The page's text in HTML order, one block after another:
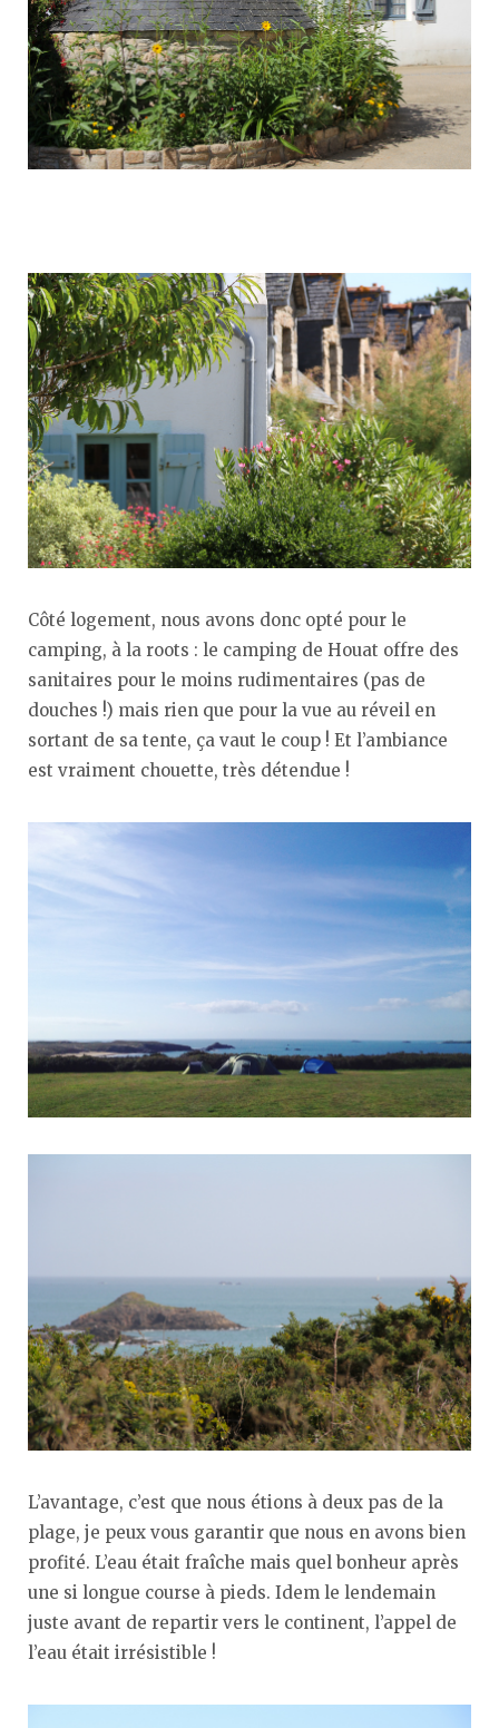
Côté logement, nous avons donc opté pour le
camping, à la roots : le camping de Houat offre des
sanitaires pour le moins rudimentaires (pas de
douches !) mais rien que pour la vue au réveil en
sortant de sa tente, ça vaut le coup ! Et l’ambiance
est vraiment chouette, très détendue !
L’avantage, c’est que nous étions à deux pas de la
plage, je peux vous garantir que nous en avons bien
profité. L’eau était fraîche mais quel bonheur après
une si longue course à pieds. Idem le lendemain
juste avant de repartir vers le continent, l’appel de
l’eau était irrésistible !